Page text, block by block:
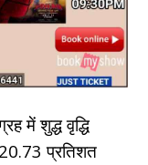
में शुद्ध वृद्धि
प्रतिशत